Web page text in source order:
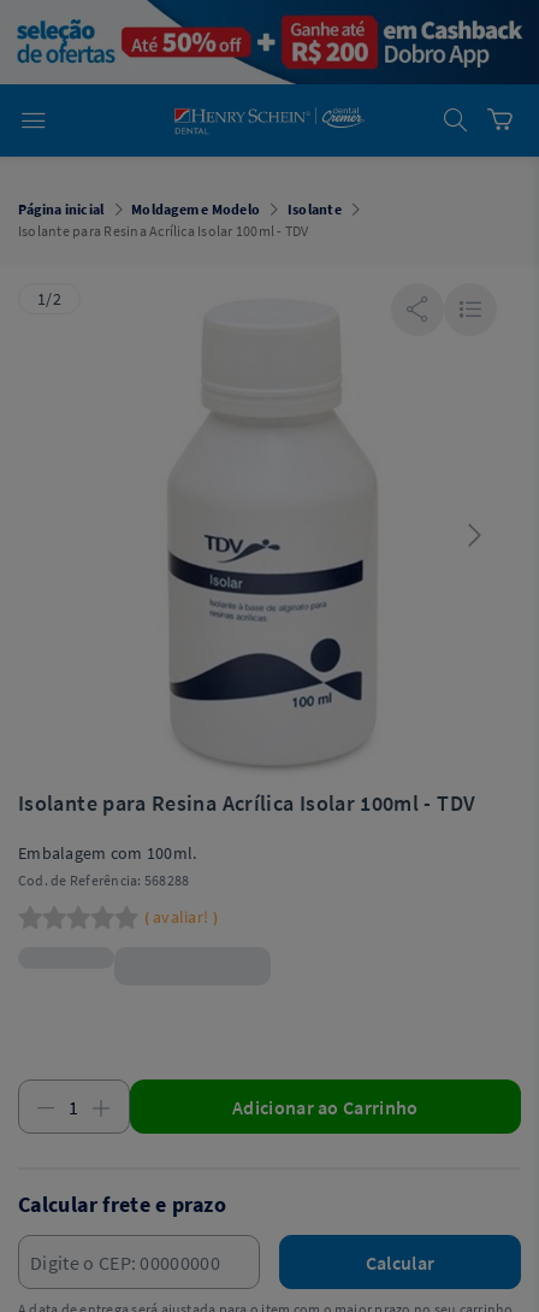
Dental
Cremer -
Henry Schein
Laboratório
Laboratório
Cremer -
Henry Schein
Página inicial Moldagem e Modelo
Isolante
Isolante para Resina Acrílica Isolar 100ml - TDV
1/2
Isolante para Resina Acrílica Isolar 100ml - TDV
Embalagem com 100ml.
Cod. de Referência: 568288
( avaliar! )
Adicionar ao Carrinho
Calcular frete e prazo
Calcular